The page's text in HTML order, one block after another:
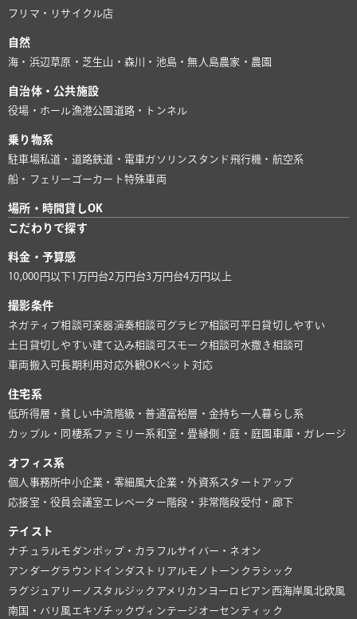
フリマ・リサイクル店
自然
海・浜辺 草原・芝生山・森川・池島・無人島農家・農園
自治体・公共施設
役場・ホール漁港公園 道路・トンネル
乗り物系
駐車場私道・道路鉄道・電車 ガソリンスタンド 飛行機・航空系
船・フェリー ゴーカート特殊車両
場所・時間貸しOK
こだわりで探す
料金・予算感
10,000円以下1万円台2万円台3万円台4万円以上
撮影条件
ネガティブ相談可楽器演奏相談可 グラビア相談可 平日貸切しやすい
土日貸切しやすい建て込み相談可 スモーク相談可 水撒き相談可
車両搬入可長期利用対応外観OKペット対応
住宅系
低所得層・貧しい中流階級・普通富裕層・金持ち 一人暮らし系
カップル・同棲系ファミリー系和室・畳縁側・庭・庭園 車庫・ガレージ
オフィス系
個人事務所中小企業・零細風大企業・外資系スタートアップ
応接室・役員会議室 エレベーター 階段・非常階段受付・廊下
テイスト
ナチュラルモダンポップ・カラフルサイバー・ネオン
アンダーグラウンド インダストリアルモノトーン クラシック
ラグジュアリー ノスタルジック アメリカン ヨーロピアン 西海岸風北欧風
南国・バリ風 エキゾチック ヴィンテージ オーセンティック